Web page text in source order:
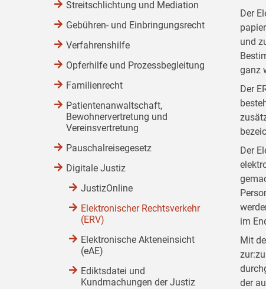
Der
und
ganz
Der
Der
im
Mit
der
Streitschlichtung und Mediation
Gebühren- und Einbringungsrecht
Verfahrenshilfe
Opferhilfe und Prozessbegleitung
Familienrecht
Patientenanwaltschaft,
Bewohnervertretung und
Vereinsvertretung
Pauschalreisegesetz
Digitale Justiz
JustizOnline
Elektronischer Rechtsverkehr
(ERV)
Elektronische Akteneinsicht
(eAE)
Ediktsdatei und
Kundmachungen der Justiz